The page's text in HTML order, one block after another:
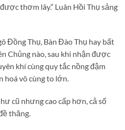
thơm lây.” Luân Hồi Thụ sảng
Đồng Thụ, Bàn Đào Thụ hay bất
Chủng nào, sau khi nhận được
khí cùng quy tắc nồng đậm
hoá vô cùng to lớn.
cũ nhưng cao cấp hơn, cả số
thăng.